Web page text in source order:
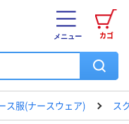
カゴ
メニュー
ス服(ナースウェア) ス